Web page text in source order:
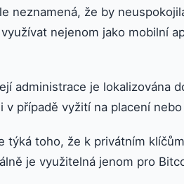
neznamená, že by
nejenom jako mobilní
administrace je lokalizována
případě vyžití na placení nebo
týká toho, že k privátním
je využitelná jenom pro